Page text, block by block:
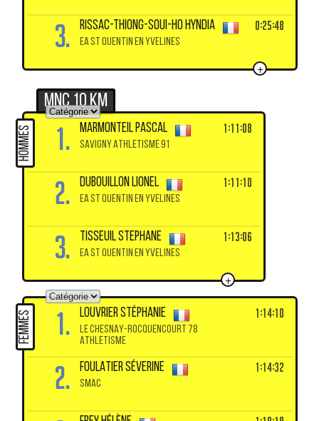
3. RISSAC-THIONG-SOUI-HO Hyndia
EA ST QUENTIN EN YVELINES
0:25:48
+
MNC 10 km
HOMMES 1. MARMONTEIL Pascal
SAVIGNY ATHLETISME 91
1:11:08
2. DUBOUILLON Lionel
EA ST QUENTIN EN YVELINES
1:11:10
3. TISSEUIL Stephane
EA ST QUENTIN EN YVELINES
1:13:06
+
FEMMES 1. LOUVRIER Stéphanie
LE CHESNAY-ROCQUENCOURT 78
ATHLETISME
1:14:10
2. FOULATIER Séverine
SMAC
1:14:32